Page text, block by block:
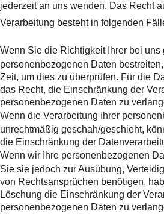
jederzeit an uns wenden. Das Recht
Verarbeitung besteht in folgenden
Wenn Sie die Richtigkeit Ihrer bei uns
personenbezogenen Daten
Zeit, um dies zu überprüfen. Für die
das Recht, die Einschränkung der
personenbezogenen Daten zu
Wenn die Verarbeitung Ihrer
unrechtmäßig geschah/geschieht,
die Einschränkung der
Wenn wir Ihre personenbezogenen
Sie sie jedoch zur Ausübung,
von Rechtsansprüchen benötigen,
Löschung die Einschränkung der
personenbezogenen Daten zu